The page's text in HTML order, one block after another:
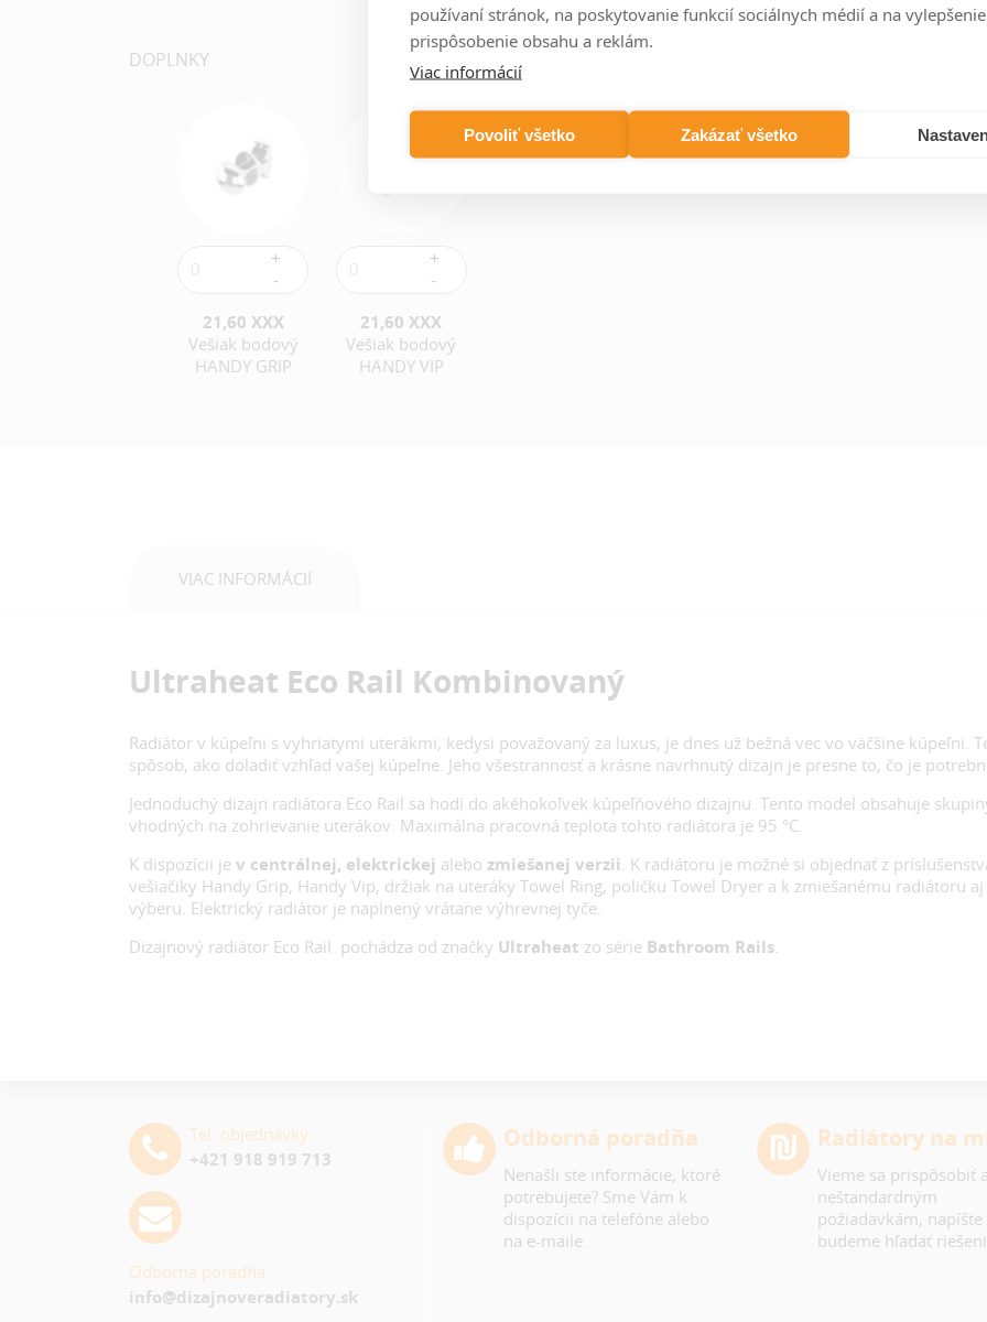
DOPLNKY
21,60 XXX
Vešiak bodový
HANDY GRIP
21,60 XXX
Vešiak bodový
HANDY VIP
VIAC INFORMÁCIÍ
Ultraheat Eco Rail Kombinovaný
Radiátor v kúpeľni s vyhriatymi uterákmi, kedysi považovaný za luxus, je dnes už bežná vec vo väčšine kúpeľni.
spôsob, ako doladiť vzhľad vašej kúpeľne. Jeho všestrannosť a krásne navrhnutý dizajn je presne to, čo je
Jednoduchý dizajn radiátora Eco Rail sa hodí do akéhokoľvek kúpeľňového dizajnu. Tento model obsahuje
vhodných na zohrievanie uterákov. Maximálna pracovná teplota tohto radiátora je 95 °C.
K dispozícii je v centrálnej, elektrickej alebo zmiešanej verzii . K radiátoru je možné si objednať z
vešiačiky Handy Grip, Handy Vip, držiak na uteráky Towel Ring, poličku Towel Dryer a k zmiešanému radiátoru
výberu. Elektrický radiátor je naplnený vrátane výhrevnej tyče.
Dizajnový radiátor Eco Rail pochádza od značky Ultraheat zo série Bathroom Rails.
Tel. objednávky
+421 918 919 713
Odborná poradňa
info@dizajnoveradiatory.sk
Odborná poradňa
Nenašli ste informácie, ktoré
potrebujete? Sme Vám k
dispozícii na telefóne alebo
na e-maile.
Radiátory na
Vieme sa prispôsobiť
neštandardným
požiadavkám, napíšte
budeme hľadať
používaní stránok, na poskytovanie funkcií sociálnych médií a na
prispôsobenie obsahu a reklám.
Viac informácií
Povoliť všetko Zakázať všetko